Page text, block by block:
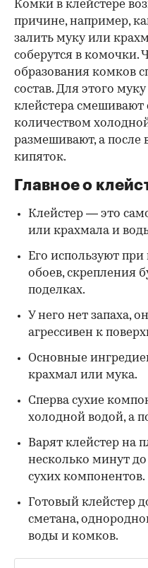
Комки в клейстере
причине, например,
залить муку или
соберутся в комочки.
образования комков
состав. Для этого
клейстера
количеством
размешивают, а после
кипяток.
Главное о
Клейстер — это
или крахмала и
Его используют
обоев, скрепления
поделках.
У него нет запаха,
агрессивен к
Основные
крахмал или мука.
Сперва сухие
холодной водой, а
Варят клейстер на
несколько минут
сухих компонентов.
Готовый клейстер
сметана,
воды и комков.